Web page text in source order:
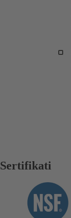
Sertifikati